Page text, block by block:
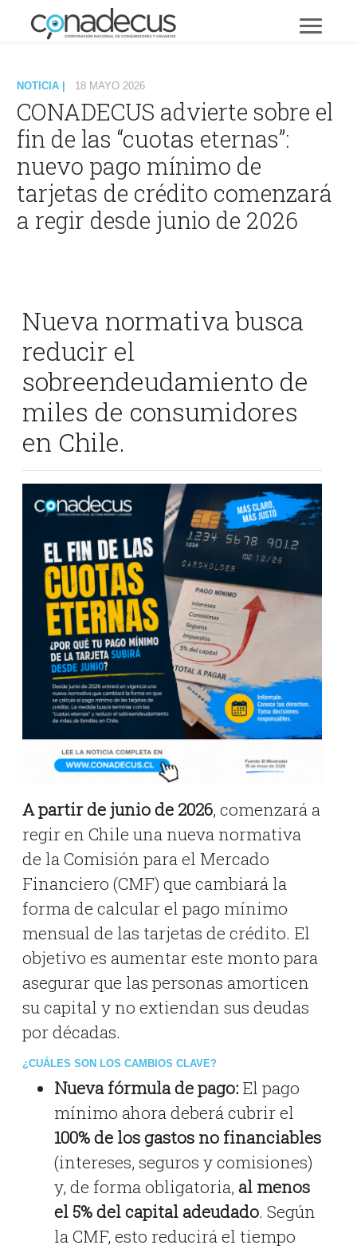
NOTICIA | 18 MAYO 2026
CONADECUS advierte sobre el
fin de las “cuotas eternas”:
nuevo pago mínimo de
tarjetas de crédito comenzará
a regir desde junio de 2026
Nueva normativa busca
reducir el
sobreendeudamiento de
miles de consumidores
en Chile.
A partir de junio de 2026, comenzará a
regir en Chile una nueva normativa
de la Comisión para el Mercado
Financiero (CMF) que cambiará la
forma de calcular el pago mínimo
mensual de las tarjetas de crédito. El
objetivo es aumentar este monto para
asegurar que las personas amorticen
su capital y no extiendan sus deudas
por décadas.
¿CUÁLES SON LOS CAMBIOS CLAVE?
Nueva fórmula de pago:El pago
mínimo ahora deberá cubrir el
100% de los gastos no financiables
(intereses, seguros y comisiones)
y, de forma obligatoria, al menos
el 5% del capital adeudado. Según
la CMF, esto reducirá el tiempo